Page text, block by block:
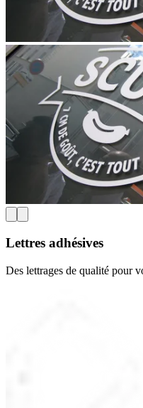
Lettres adhésives
Des lettrages de qualité pour